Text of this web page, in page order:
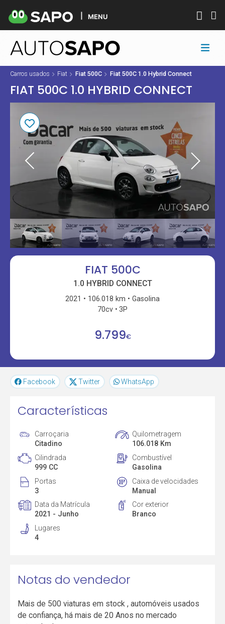
MENU
Carros usados Fiat Fiat 500C Fiat 500C 1.0 Hybrid Connect
FIAT 500C 1.0 HYBRID CONNECT
FIAT 500C
1.0 HYBRID CONNECT
2021 106.018 km
Gasolina
70cv
3P
9.799€
Facebook Twitter WhatsApp
Características
Carroçaria
Citadino
Quilometragem
106.018 Km
Cilindrada
999 CC
Combustível
Gasolina
Portas
3
Caixa de velocidades
Manual
Data da Matrícula
2021 - Junho
Cor exterior
Branco
Lugares
4
Notas do vendedor
Mais de 500 viaturas em stock , automóveis usados
de confiança, há mais de 20 Anos no mercado